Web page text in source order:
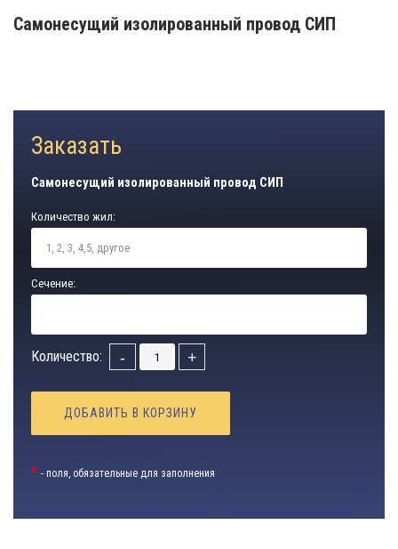
Самонесущий изолированный провод СИП
Заказать
Самонесущий изолированный провод СИП
Количество жил:
Сечение:
Количество: - +
ДОБАВИТЬ В КОРЗИНУ
* - поля, обязательные для заполнения